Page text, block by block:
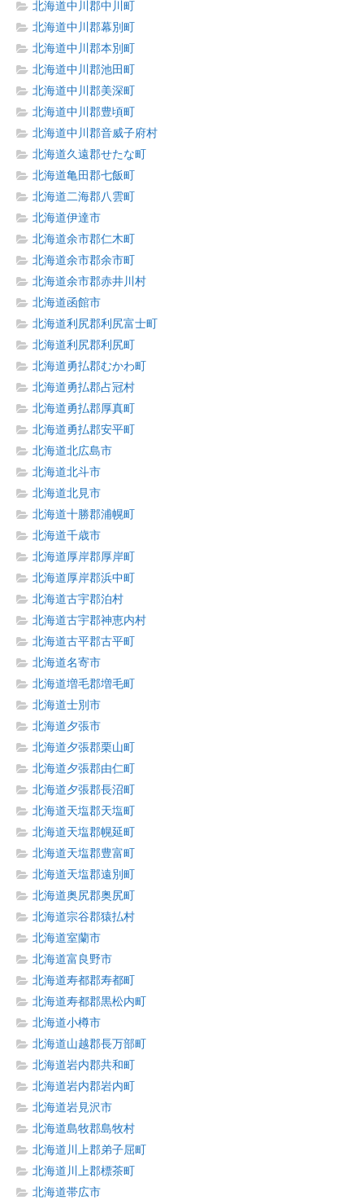
北海道中川郡中川町
北海道中川郡幕別町
北海道中川郡本別町
北海道中川郡池田町
北海道中川郡美深町
北海道中川郡豊頃町
北海道中川郡音威子府村
北海道久遠郡せたな町
北海道亀田郡七飯町
北海道二海郡八雲町
北海道伊達市
北海道余市郡仁木町
北海道余市郡余市町
北海道余市郡赤井川村
北海道函館市
北海道利尻郡利尻富士町
北海道利尻郡利尻町
北海道勇払郡むかわ町
北海道勇払郡占冠村
北海道勇払郡厚真町
北海道勇払郡安平町
北海道北広島市
北海道北斗市
北海道北見市
北海道十勝郡浦幌町
北海道千歳市
北海道厚岸郡厚岸町
北海道厚岸郡浜中町
北海道古宇郡泊村
北海道古宇郡神恵内村
北海道古平郡古平町
北海道名寄市
北海道増毛郡増毛町
北海道士別市
北海道夕張市
北海道夕張郡栗山町
北海道夕張郡由仁町
北海道夕張郡長沼町
北海道天塩郡天塩町
北海道天塩郡幌延町
北海道天塩郡豊富町
北海道天塩郡遠別町
北海道奥尻郡奥尻町
北海道宗谷郡猿払村
北海道室蘭市
北海道富良野市
北海道寿都郡寿都町
北海道寿都郡黒松内町
北海道小樽市
北海道山越郡長万部町
北海道岩内郡共和町
北海道岩内郡岩内町
北海道岩見沢市
北海道島牧郡島牧村
北海道川上郡弟子屈町
北海道川上郡標茶町
北海道帯広市